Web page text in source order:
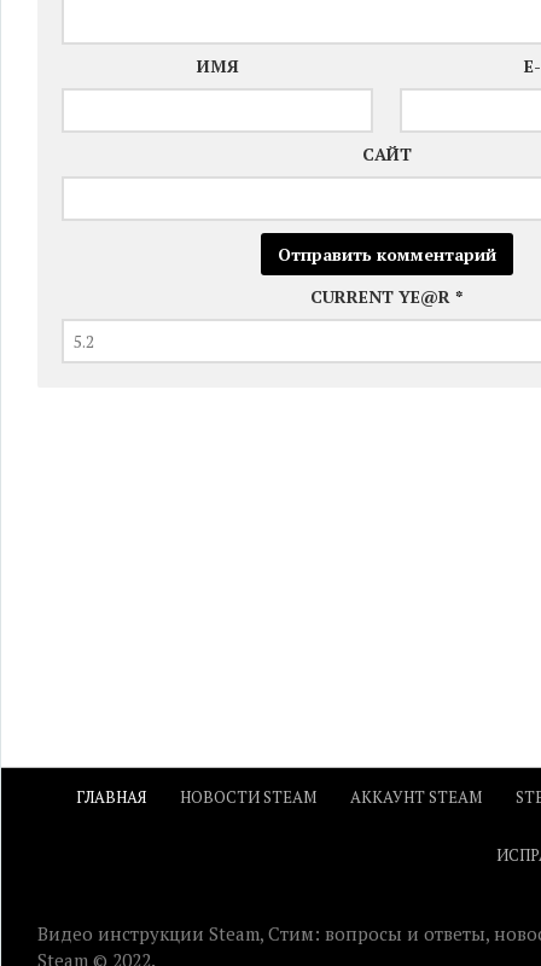
ИМЯ
САЙТ
CURRENT YE@R *
ГЛАВНАЯ НОВОСТИ STEAM АККАУНТ STEAM
Видео инструкции Steam, Стим: вопросы и ответы,
Steam © 2022.